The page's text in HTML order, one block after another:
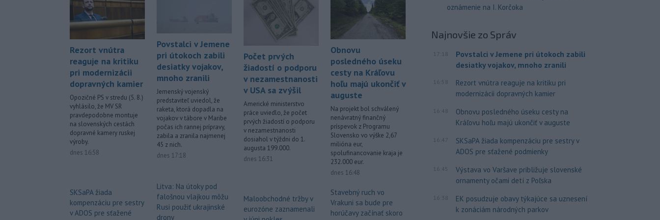
Slovensko pomáha Maďarsku
s vodou, pretože naši južní susedia
zápasia s kritickou situáciou na Dunaji a
v hre je aj možné odstavenie jadrovej
elektrárne.
Viac >
Rezort vnútra
reaguje na kritiku
pri modernizácii
dopravných kamier
Opozičné PS v stredu (5. 8.)
vyhlásilo, že MV SR
pravdepodobne montuje
na slovenských cestách
dopravné kamery ruskej
výroby.
dnes 16:58
SKSaPA žiada
kompenzáciu pre sestry
v ADOS pre sťažené
Povstalci v Jemene
pri útokoch zabili
desiatky vojakov,
mnoho zranili
Jemenský vojenský
predstaviteľ uviedol, že
raketa, ktorá dopadla na
vojakov v tábore v Maribe
počas ich rannej prípravy,
zabila a zranila najmenej
45 z nich.
dnes 17:18
Litva: Na útoky pod
falošnou vlajkou môžu
Rusi použiť ukrajinské
drony
Počet prvých
žiadostí o podporu
v nezamestnanosti
v USA sa zvýšil
Americké ministerstvo
práce uviedlo, že počet
prvých žiadostí o podporu
v nezamestnanosti
dosiahol v týždni do 1.
augusta 199.000.
dnes 16:31
Maloobchodné tržby v
eurozóne zaznamenali
Obnovu
posledného úseku
cesty na Kráľovu
hoľu majú ukončiť v
auguste
Na projekt bol schválený
nenávratný finančný
príspevok z Programu
Slovensko vo výške 2,67
milióna eur,
spolufinancovanie kraja je
232.000 eur.
dnes 16:48
Stavebný ruch vo
Vrakuni sa bude pre
horúčavy začínať skoro
oznámenie na I. Korčoka
Najnovšie zo Správ
17:18
Povstalci v Jemene pri útokoch zabili
desiatky vojakov, mnoho zranili
16:58
Rezort vnútra reaguje na kritiku pri
modernizácii dopravných kamier
16:48
Obnovu posledného úseku cesty na
Kráľovu hoľu majú ukončiť v auguste
16:47
SKSaPA žiada kompenzáciu pre sestry v
ADOS pre sťažené podmienky
16:45
Výstava vo Varšave približuje slovenské
ornamenty očami detí z Poľska
16:38
EK posudzuje obavy týkajúce sa uznesení
k zonáciám národných parkov